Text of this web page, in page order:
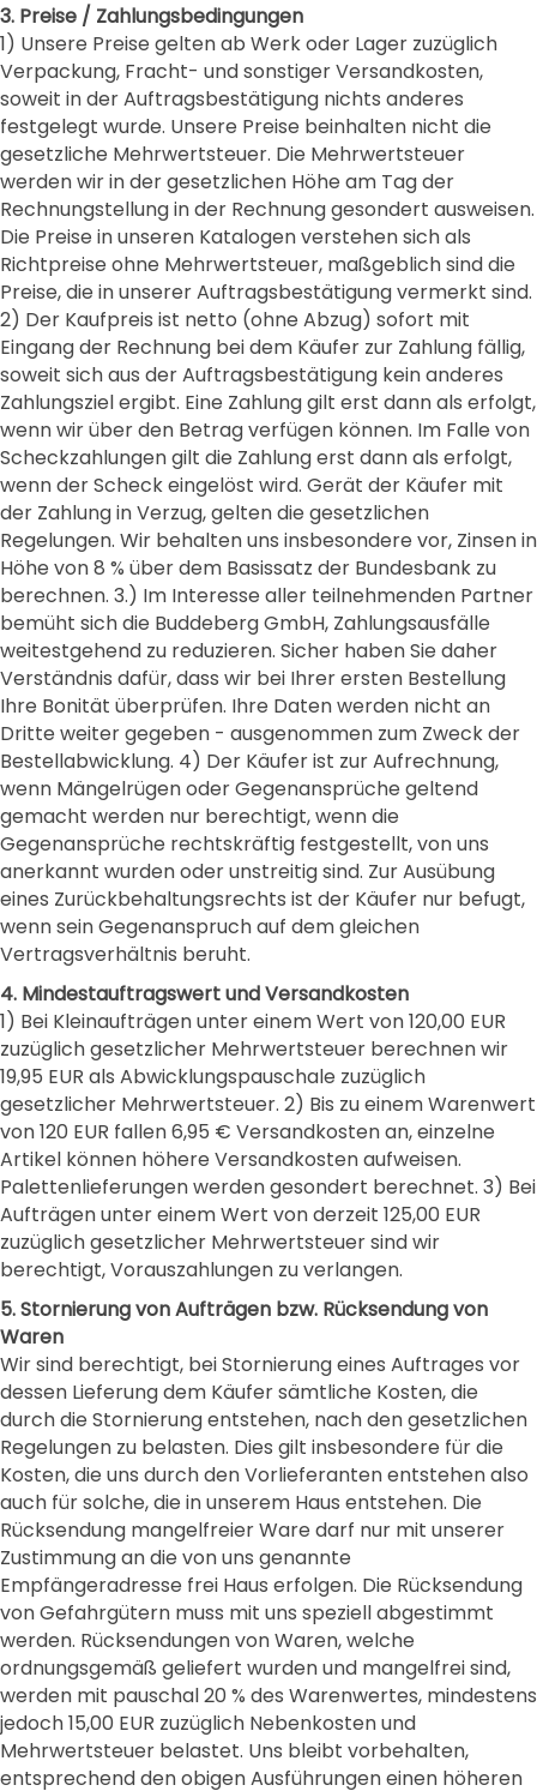
3. Preise / Zahlungsbedingungen
1) Unsere Preise gelten ab Werk oder Lager zuzüglich
Verpackung, Fracht- und sonstiger Versandkosten,
soweit in der Auftragsbestätigung nichts anderes
festgelegt wurde. Unsere Preise beinhalten nicht die
gesetzliche Mehrwertsteuer. Die Mehrwertsteuer
werden wir in der gesetzlichen Höhe am Tag der
Rechnungstellung in der Rechnung gesondert ausweisen.
Die Preise in unseren Katalogen verstehen sich als
Richtpreise ohne Mehrwertsteuer, maßgeblich sind die
Preise, die in unserer Auftragsbestätigung vermerkt sind.
2) Der Kaufpreis ist netto (ohne Abzug) sofort mit
Eingang der Rechnung bei dem Käufer zur Zahlung fällig,
soweit sich aus der Auftragsbestätigung kein anderes
Zahlungsziel ergibt. Eine Zahlung gilt erst dann als erfolgt,
wenn wir über den Betrag verfügen können. Im Falle von
Scheckzahlungen gilt die Zahlung erst dann als erfolgt,
wenn der Scheck eingelöst wird. Gerät der Käufer mit
der Zahlung in Verzug, gelten die gesetzlichen
Regelungen. Wir behalten uns insbesondere vor, Zinsen in
Höhe von 8 % über dem Basissatz der Bundesbank zu
berechnen. 3.) Im Interesse aller teilnehmenden Partner
bemüht sich die Buddeberg GmbH, Zahlungsausfälle
weitestgehend zu reduzieren. Sicher haben Sie daher
Verständnis dafür, dass wir bei Ihrer ersten Bestellung
Ihre Bonität überprüfen. Ihre Daten werden nicht an
Dritte weiter gegeben - ausgenommen zum Zweck der
Bestellabwicklung. 4) Der Käufer ist zur Aufrechnung,
wenn Mängelrügen oder Gegenansprüche geltend
gemacht werden nur berechtigt, wenn die
Gegenansprüche rechtskräftig festgestellt, von uns
anerkannt wurden oder unstreitig sind. Zur Ausübung
eines Zurückbehaltungsrechts ist der Käufer nur befugt,
wenn sein Gegenanspruch auf dem gleichen
Vertragsverhältnis beruht.
4. Mindestauftragswert und Versandkosten
1) Bei Kleinaufträgen unter einem Wert von 120,00 EUR
zuzüglich gesetzlicher Mehrwertsteuer berechnen wir
19,95 EUR als Abwicklungspauschale zuzüglich
gesetzlicher Mehrwertsteuer. 2) Bis zu einem Warenwert
von 120 EUR fallen 6,95 € Versandkosten an, einzelne
Artikel können höhere Versandkosten aufweisen.
Palettenlieferungen werden gesondert berechnet. 3) Bei
Aufträgen unter einem Wert von derzeit 125,00 EUR
zuzüglich gesetzlicher Mehrwertsteuer sind wir
berechtigt, Vorauszahlungen zu verlangen.
5. Stornierung von Aufträgen bzw. Rücksendung von
Waren
Wir sind berechtigt, bei Stornierung eines Auftrages vor
dessen Lieferung dem Käufer sämtliche Kosten, die
durch die Stornierung entstehen, nach den gesetzlichen
Regelungen zu belasten. Dies gilt insbesondere für die
Kosten, die uns durch den Vorlieferanten entstehen also
auch für solche, die in unserem Haus entstehen. Die
Rücksendung mangelfreier Ware darf nur mit unserer
Zustimmung an die von uns genannte
Empfängeradresse frei Haus erfolgen. Die Rücksendung
von Gefahrgütern muss mit uns speziell abgestimmt
werden. Rücksendungen von Waren, welche
ordnungsgemäß geliefert wurden und mangelfrei sind,
werden mit pauschal 20 % des Warenwertes, mindestens
jedoch 15,00 EUR zuzüglich Nebenkosten und
Mehrwertsteuer belastet. Uns bleibt vorbehalten,
entsprechend den obigen Ausführungen einen höheren